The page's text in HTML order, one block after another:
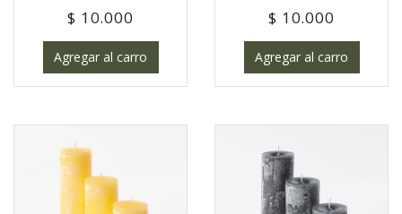
$ 10.000
Agregar al carro
$ 10.000
Agregar al carro